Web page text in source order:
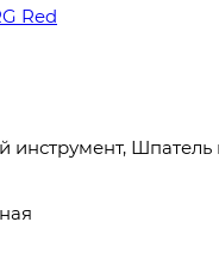
Red
инструмент,